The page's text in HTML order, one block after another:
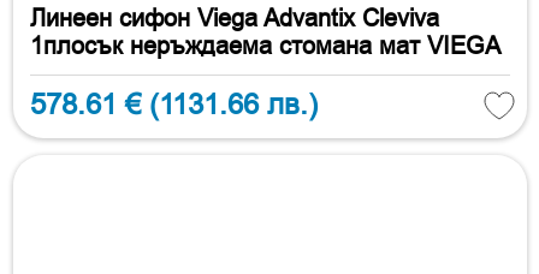
Линеен сифон Viega Advantix Cleviva
1плосък неръждаема стомана мат VIEGA
578.61 € (1131.66 лв.)